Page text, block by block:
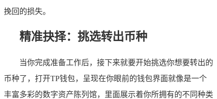
挽回的损失。
精准抉择：挑选转出币种
当你完成准备工作后，接下来就要开始挑选你想要转出的
币种了，打开TP钱包，呈现在你眼前的钱包界面就像是一个
丰富多彩的数字资产陈列馆，里面展示着你所拥有的不同种类